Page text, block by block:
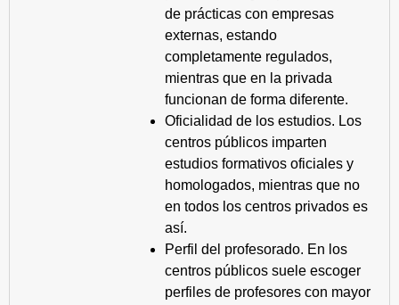
de prácticas con empresas
externas, estando
completamente regulados,
mientras que en la privada
funcionan de forma diferente.
Oficialidad de los estudios. Los
centros públicos imparten
estudios formativos oficiales y
homologados, mientras que no
en todos los centros privados es
así.
Perfil del profesorado. En los
centros públicos suele escoger
perfiles de profesores con mayor